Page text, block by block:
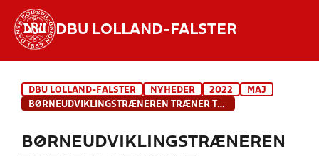
DBU LOLLAND-FALSTER
INDHOLD OG NYHEDER
HOLD
DBU LOLLAND-FALSTER NYHEDER 2022
MAJ
BØRNEUDVIKLINGSTRÆNEREN TRÆNER TRÆNERNE
BØRNEUDVIKLINGSTRÆNEREN